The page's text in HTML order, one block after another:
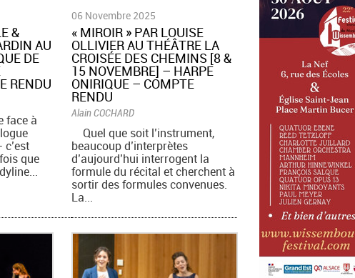
&
AU
DE
RENDU
face à
que
06 Novembre 2025
​« MIROIR » PAR LOUISE
OLLIVIER AU THÉÂTRE LA
CROISÉE DES CHEMINS [8 &
15 NOVEMBRE] – HARPE
ONIRIQUE – COMPTE
RENDU
Alain COCHARD
Quel que soit l’instrument,
beaucoup d’interprètes
d’aujourd’hui interrogent la
formule du récital et cherchent à
sortir des formules convenues.
La...